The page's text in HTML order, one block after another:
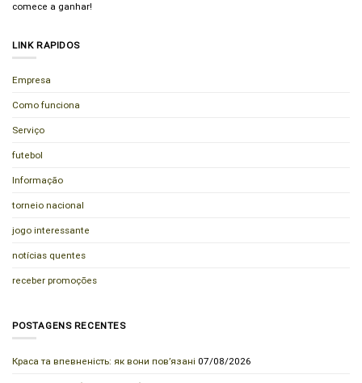
comece a ganhar!
LINK RAPIDOS
Empresa
Como funciona
Serviço
futebol
Informação
torneio nacional
jogo interessante
notícias quentes
receber promoções
POSTAGENS RECENTES
Краса та впевненість: як вони пов’язані 07/08/2026